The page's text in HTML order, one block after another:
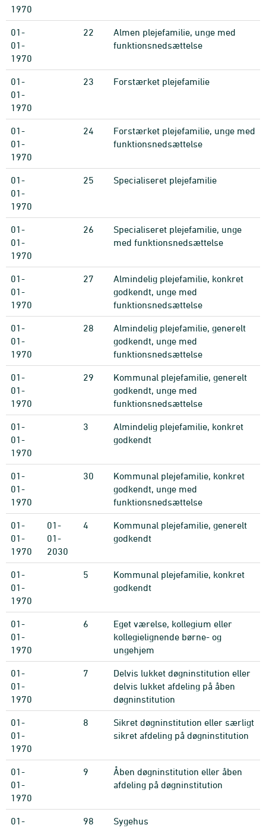
1970
01-
01-
1970
22
Almen plejefamilie, unge med
funktionsnedsættelse
01-
01-
1970
23 Forstærket plejefamilie
01-
01-
1970
24
Forstærket plejefamilie, unge med
funktionsnedsættelse
01-
01-
1970
25 Specialiseret plejefamilie
01-
01-
1970
26
Specialiseret plejefamilie, unge
med funktionsnedsættelse
01-
01-
1970
27
Almindelig plejefamilie, konkret
godkendt, unge med
funktionsnedsættelse
01-
01-
1970
28
Almindelig plejefamilie, generelt
godkendt, unge med
funktionsnedsættelse
01-
01-
1970
29
Kommunal plejefamilie, generelt
godkendt, unge med
funktionsnedsættelse
01-
01-
1970
3
Almindelig plejefamilie, konkret
godkendt
01-
01-
1970
30
Kommunal plejefamilie, konkret
godkendt, unge med
funktionsnedsættelse
01-
01-
1970
01-
01-
2030
4
Kommunal plejefamilie, generelt
godkendt
01-
01-
1970
5
Kommunal plejefamilie, konkret
godkendt
01-
01-
1970
6
Eget værelse, kollegium eller
kollegielignende børne- og
ungehjem
01-
01-
1970
7
Delvis lukket døgninstitution eller
delvis lukket afdeling på åben
døgninstitution
01-
01-
1970
8
Sikret døgninstitution eller særligt
sikret afdeling på døgninstitution
01-
01-
1970
9
Åben døgninstitution eller åben
afdeling på døgninstitution
01-
98 Sygehus